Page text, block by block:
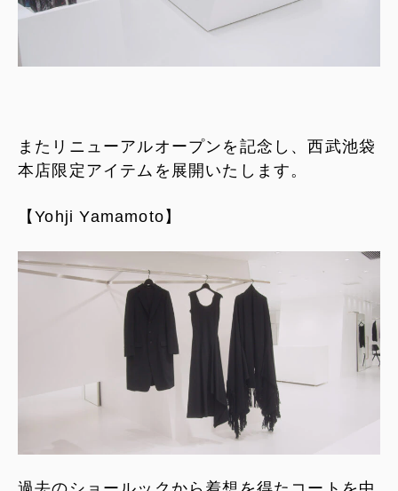
またリニューアルオープンを記念し、西武池袋
本店限定アイテムを展開いたします。
【Yohji Yamamoto】